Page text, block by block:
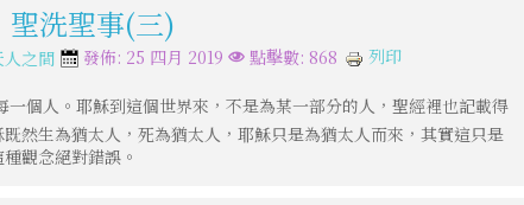
聖洗聖事(三)
人之間 發佈: 25 四月 2019 點擊數: 868 列印
一個人。耶穌到這個世界來，不是為某一部分的人，聖經裡也記載得
然生為猶太人，死為猶太人，耶穌只是為猶太人而來，其實這只是
觀念絕對錯誤。